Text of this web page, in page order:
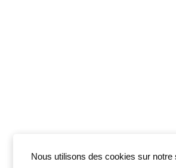
Nous utilisons des cookies sur notre